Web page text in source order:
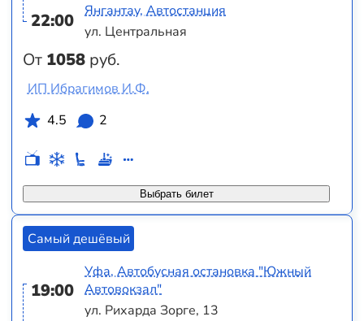
22:00
От 1058 руб.
Янгантау, Автостанция
ул. Центральная
Выбрать билет
ИП Ибрагимов И.Ф.
4.5
2
Самый дешёвый
19:00
Уфа, Автобусная остановка "Южный
Автовокзал"
ул. Рихарда Зорге, 13